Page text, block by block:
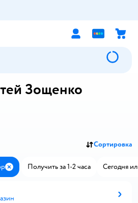
Зощенко
Сортировка
ЗакрытьПолучить за 1-2 часа Сегодня